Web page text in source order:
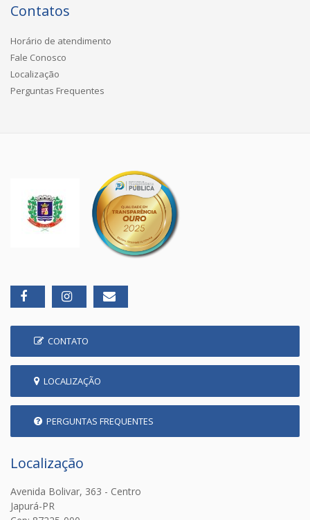
Contatos
Horário de atendimento
Fale Conosco
Localização
Perguntas Frequentes
CONTATO
LOCALIZAÇÃO
PERGUNTAS FREQUENTES
Localização
Avenida Bolivar, 363 - Centro
Japurá-PR